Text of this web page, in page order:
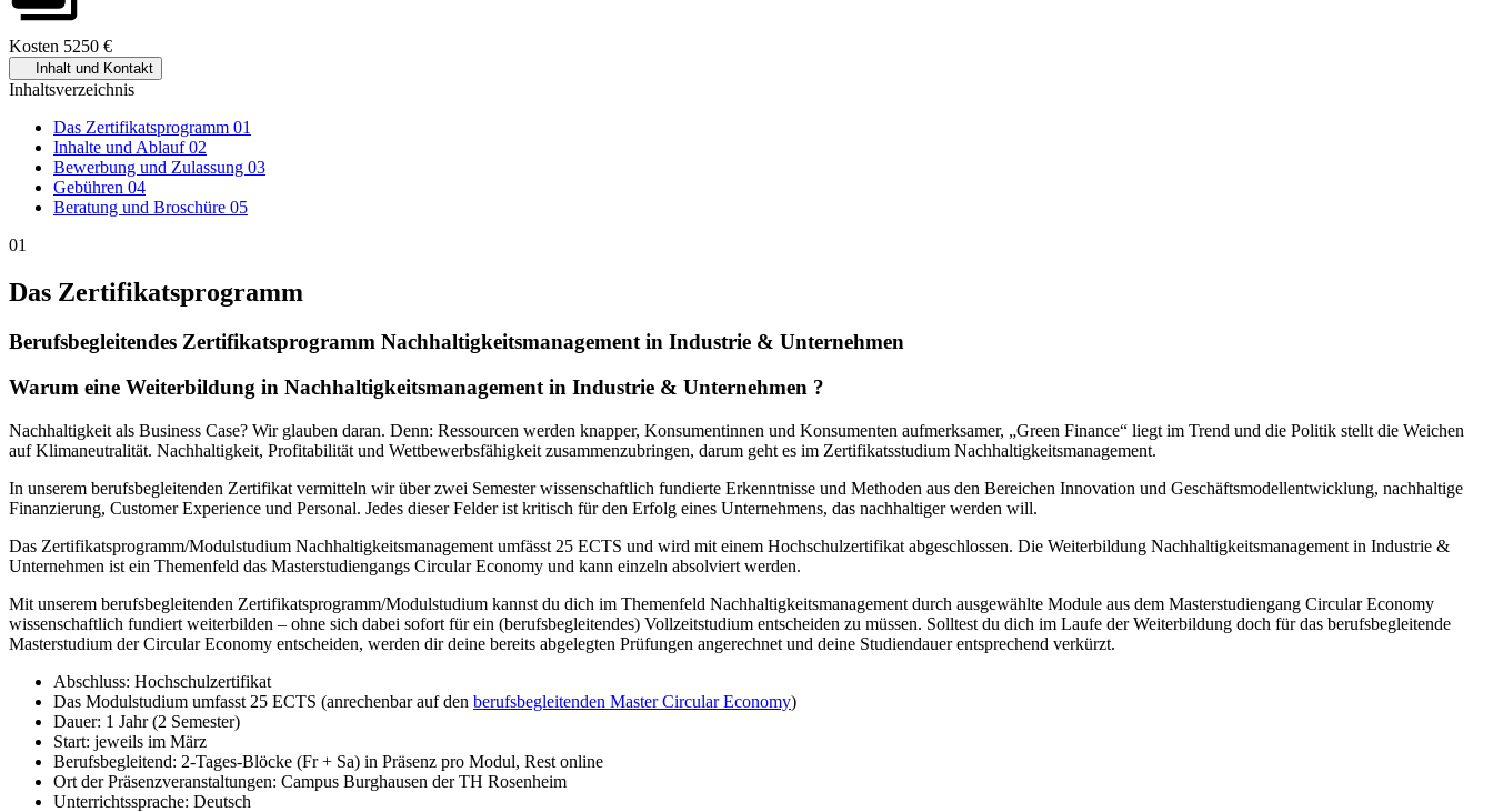
Kosten 5250 €
Inhalt und Kontakt
Inhaltsverzeichnis
Das Zertifikatsprogramm 01
Inhalte und Ablauf02
Bewerbung und Zulassung 03
Gebühren 04
Beratung und Broschüre 05
01
Das Zertifikatsprogramm
Berufsbegleitendes Zertifikatsprogramm Nachhaltigkeitsmanagement in Industrie & Unternehmen
Warum eine Weiterbildung in Nachhaltigkeitsmanagement in Industrie & Unternehmen ?
Nachhaltigkeit als Business Case? Wir glauben daran. Denn: Ressourcen werden knapper, Konsumentinnen und Konsumenten aufmerksamer, „Green Finance“ liegt im Trend und die Politik stellt die Weichen
auf Klimaneutralität. Nachhaltigkeit, Profitabilität und Wettbewerbsfähigkeit zusammenzubringen, darum geht es im Zertifikatsstudium Nachhaltigkeitsmanagement.
In unserem berufsbegleitenden Zertifikat vermitteln wir über zwei Semester wissenschaftlich fundierte Erkenntnisse und Methoden aus den Bereichen Innovation und Geschäftsmodellentwicklung, nachhaltige
Finanzierung, Customer Experience und Personal. Jedes dieser Felder ist kritisch für den Erfolg eines Unternehmens, das nachhaltiger werden will.
Das Zertifikatsprogramm/Modulstudium Nachhaltigkeitsmanagement umfässt 25 ECTS und wird mit einem Hochschulzertifikat abgeschlossen. Die Weiterbildung Nachhaltigkeitsmanagement in Industrie &
Unternehmen ist ein Themenfeld das Masterstudiengangs Circular Economy und kann einzeln absolviert werden.
Mit unserem berufsbegleitenden Zertifikatsprogramm/Modulstudium kannst du dich im Themenfeld Nachhaltigkeitsmanagement durch ausgewählte Module aus dem Masterstudiengang Circular Economy
wissenschaftlich fundiert weiterbilden – ohne sich dabei sofort für ein (berufsbegleitendes) Vollzeitstudium entscheiden zu müssen. Solltest du dich im Laufe der Weiterbildung doch für das berufsbegleitende
Masterstudium der Circular Economy entscheiden, werden dir deine bereits abgelegten Prüfungen angerechnet und deine Studiendauer entsprechend verkürzt.
Abschluss: Hochschulzertifikat
Das Modulstudium umfasst 25 ECTS (anrechenbar auf den berufsbegleitenden Master Circular Economy)
Dauer: 1 Jahr (2 Semester)
Start: jeweils im März
Berufsbegleitend: 2-Tages-Blöcke (Fr + Sa) in Präsenz pro Modul, Rest online
Ort der Präsenzveranstaltungen: Campus Burghausen der TH Rosenheim
Unterrichtssprache: Deutsch